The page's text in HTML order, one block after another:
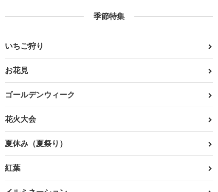
季節特集
いちご狩り
お花見
ゴールデンウィーク
花火大会
夏休み（夏祭り）
紅葉